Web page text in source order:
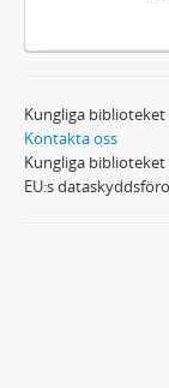
Kungliga biblioteket
Kontakta oss
Kungliga
EU:s